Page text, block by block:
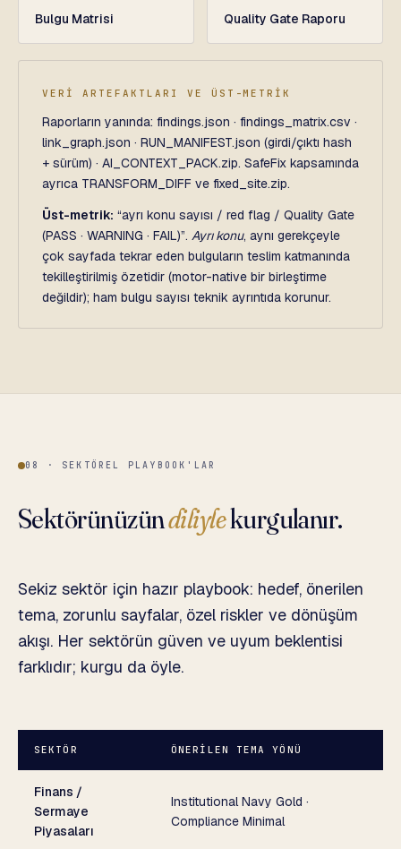
Bulgu Matrisi Quality Gate Raporu
VERİ ARTEFAKTLARI VE ÜST-METRİK
Raporların yanında: findings.json · findings_matrix.csv ·
link_graph.json · RUN_MANIFEST.json (girdi/çıktı hash
+ sürüm) · AI_CONTEXT_PACK.zip. SafeFix kapsamında
ayrıca TRANSFORM_DIFF ve fixed_site.zip.
Üst-metrik: “ayrı konu sayısı / red flag / Quality Gate
(PASS · WARNING · FAIL)”. Ayrı konu, aynı gerekçeyle
çok sayfada tekrar eden bulguların teslim katmanında
tekilleştirilmiş özetidir (motor-native bir birleştirme
değildir); ham bulgu sayısı teknik ayrıntıda korunur.
08 · SEKTÖREL PLAYBOOK'LAR
Sektörünüzündiliylekurgulanır.
Sekiz sektör için hazır playbook: hedef, önerilen
tema, zorunlu sayfalar, özel riskler ve dönüşüm
akışı. Her sektörün güven ve uyum beklentisi
farklıdır; kurgu da öyle.
SEKTÖR ÖNERILEN TEMA YÖNÜ
Finans /
Sermaye
Piyasaları
Institutional Navy Gold ·
Compliance Minimal